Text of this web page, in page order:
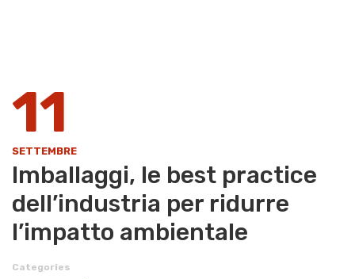
11
SETTEMBRE
Imballaggi, le best practice
dell’industria per ridurre
l’impatto ambientale
Categories